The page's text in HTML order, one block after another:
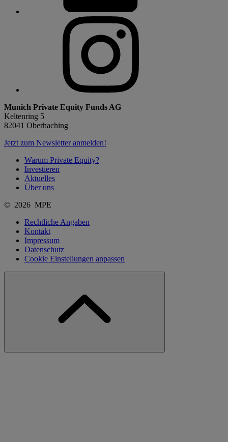
Munich Private Equity Funds AG
Keltenring 5
82041 Oberhaching
Jetzt zum Newsletter anmelden!
Warum Private Equity?
Investieren
Aktuelles
Über uns
© 2026 MPE
Rechtliche Angaben
Kontakt
Impressum
Datenschutz
Cookie Einstellungen anpassen